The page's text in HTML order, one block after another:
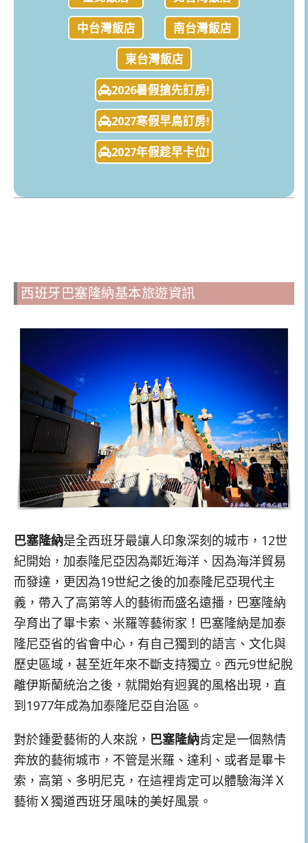
中台灣飯店
南台灣飯店
東台灣飯店
2026暑假搶先訂房!
2027寒假早鳥訂房!
2027年假趁早卡位!
西班牙巴塞隆納基本旅遊資訊
巴塞隆納是全西班牙最讓人印象深刻的城市，12世
紀開始，加泰隆尼亞因為鄰近海洋、因為海洋貿易
而發達，更因為19世紀之後的加泰隆尼亞現代主
義，帶入了高第等人的藝術而盛名遠播，巴塞隆納
孕育出了畢卡索、米羅等藝術家！巴塞隆納是加泰
隆尼亞省的省會中心，有自己獨到的語言、文化與
歷史區域，甚至近年來不斷支持獨立。西元9世紀脫
離伊斯蘭統治之後，就開始有迥異的風格出現，直
到1977年成為加泰隆尼亞自治區。
對於鍾愛藝術的人來說， 巴塞隆納肯定是一個熱情
奔放的藝術城市，不管是米羅、達利、或者是畢卡
索，高第、多明尼克，在這裡肯定可以體驗海洋Ｘ
藝術Ｘ獨道西班牙風味的美好風景。